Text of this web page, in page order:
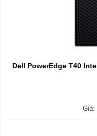
Dell PowerEdge T40
Giá: